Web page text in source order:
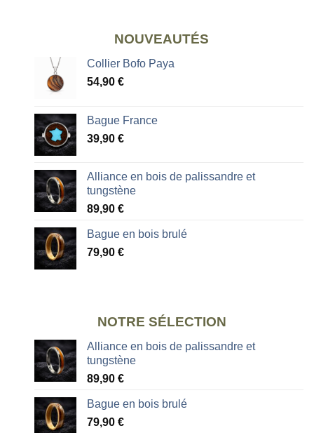
NOUVEAUTÉS
Collier Bofo Paya
54,90 €
Bague France
39,90 €
Alliance en bois de palissandre et
tungstène
89,90 €
Bague en bois brulé
79,90 €
NOTRE SÉLECTION
Alliance en bois de palissandre et
tungstène
89,90 €
Bague en bois brulé
79,90 €